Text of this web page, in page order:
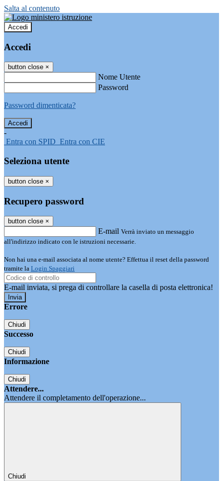
Salta al contenuto
Accedi
Accedi
button close ×
Nome Utente
Password
Password dimenticata?
-
Entra con SPID Entra con CIE
Seleziona utente
button close ×
Recupero password
button close ×
E-mail Verrà inviato un messaggio
all'indirizzo indicato con le istruzioni necessarie.
Non hai una e-mail associata al nome utente? Effettua il reset della password
tramite la Login Spaggiari
E-mail inviata, si prega di controllare la casella di posta elettronica!
Errore
Chiudi
Successo
Chiudi
Informazione
Chiudi
Attendere...
Attendere il completamento dell'operazione...
Chiudi